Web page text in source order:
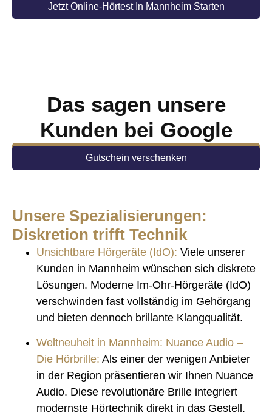
Jetzt Online-Hörtest In Mannheim Starten
Das sagen unsere
Kunden bei Google
Jetzt Termin Buchen!
Gutschein verschenken
Unsere Spezialisierungen:
Diskretion trifft Technik
Unsichtbare Hörgeräte (IdO): Viele unserer
Kunden in Mannheim wünschen sich diskrete
Lösungen. Moderne Im-Ohr-Hörgeräte (IdO)
verschwinden fast vollständig im Gehörgang
und bieten dennoch brillante Klangqualität.
Weltneuheit in Mannheim: Nuance Audio –
Die Hörbrille: Als einer der wenigen Anbieter
in der Region präsentieren wir Ihnen Nuance
Audio. Diese revolutionäre Brille integriert
modernste Hörtechnik direkt in das Gestell.